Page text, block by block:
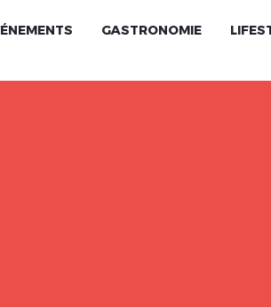
GASTRONOMIE